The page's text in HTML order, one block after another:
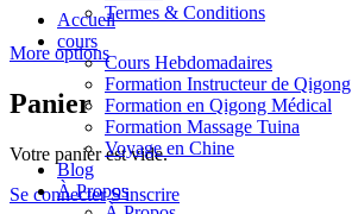
Termes & Conditions
More options
Panier
Votre panier est vide.
Se connecter S'inscrire
Accueil
cours
Cours Hebdomadaires
Formation Instructeur de Qigong
Formation en Qigong Médical
Formation Massage Tuina
Voyage en Chine
Blog
À Propos